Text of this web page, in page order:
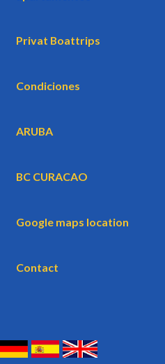
Privat Boattrips
Condiciones
ARUBA
BC CURACAO
Google maps location
Contact